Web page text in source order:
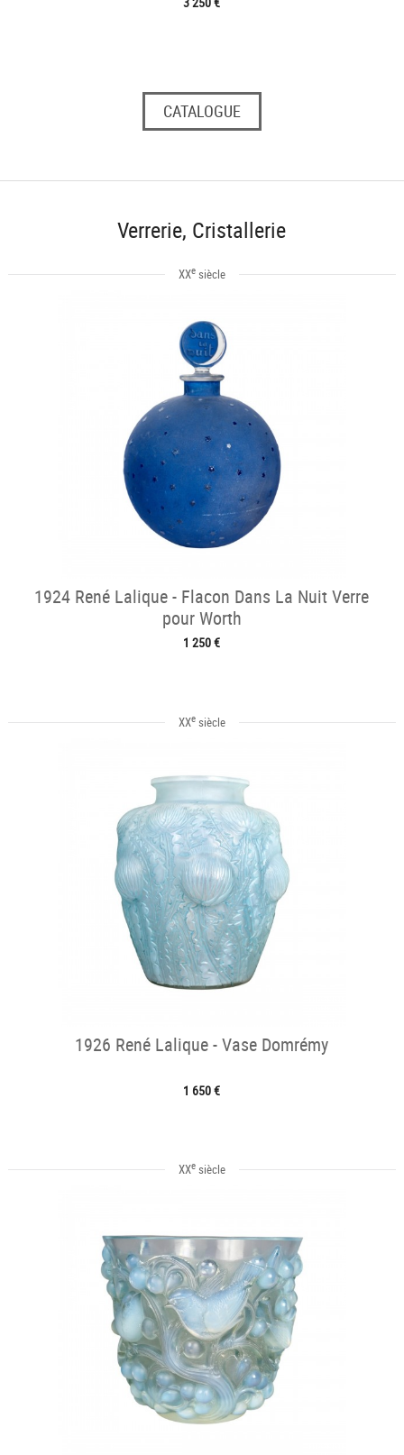
CATALOGUE
Verrerie, Cristallerie
XXesiècle
1924 René Lalique - Flacon Dans La Nuit Verre
pour Worth
1 250 €
XXesiècle
1926 René Lalique - Vase Domrémy
1 650 €
XXesiècle